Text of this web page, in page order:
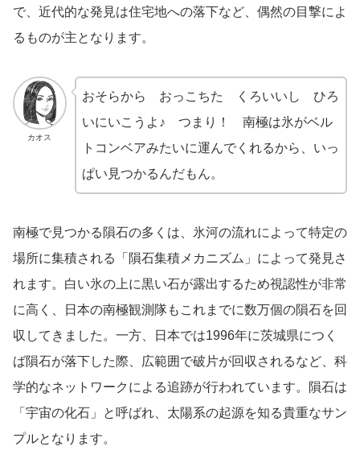
で、近代的な発見は住宅地への落下など、偶然の目撃によ
るものが主となります。
カオス
おそらから おっこちた くろいいし ひろ
いにいこうよ♪ つまり！ 南極は氷がベル
トコンベアみたいに運んでくれるから、いっ
ぱい見つかるんだもん。
南極で見つかる隕石の多くは、氷河の流れによって特定の
場所に集積される「隕石集積メカニズム」によって発見さ
れます。白い氷の上に黒い石が露出するため視認性が非常
に高く、日本の南極観測隊もこれまでに数万個の隕石を回
収してきました。一方、日本では1996年に茨城県につく
ば隕石が落下した際、広範囲で破片が回収されるなど、科
学的なネットワークによる追跡が行われています。隕石は
「宇宙の化石」と呼ばれ、太陽系の起源を知る貴重なサン
プルとなります。